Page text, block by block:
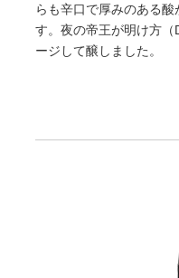
らも辛口で厚みのある
す。夜の帝王が明け方
ージして醸しました。